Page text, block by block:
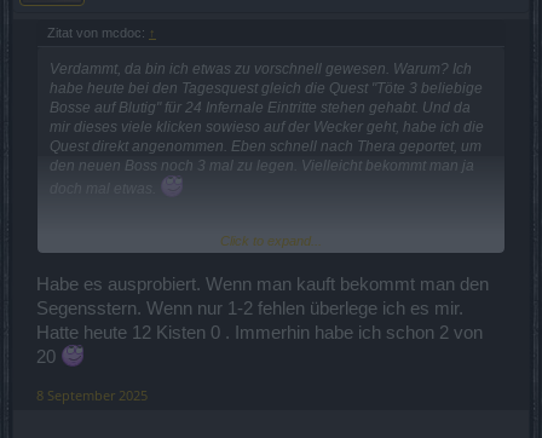
Zitat von mcdoc: ↑
Verdammt, da bin ich etwas zu vorschnell gewesen. Warum? Ich
habe heute bei den Tagesquest gleich die Quest "Töte 3 beliebige
Bosse auf Blutig" für 24 Infernale Eintritte stehen gehabt. Und da
mir dieses viele klicken sowieso auf der Wecker geht, habe ich die
Quest direkt angenommen. Eben schnell nach Thera geportet, um
den neuen Boss noch 3 mal zu legen. Vielleicht bekommt man ja
Also doch einmal am Tag die 3 Kisten abgreifen, denn Geld werde
kommen.
Click to expand...
Habe es ausprobiert. Wenn man kauft bekommt man den
Segensstern. Wenn nur 1-2 fehlen überlege ich es mir.
Hatte heute 12 Kisten 0 . Immerhin habe ich schon 2 von
20
8 September 2025